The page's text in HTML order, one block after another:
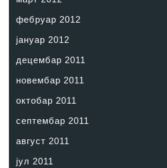
фебруар 2012
јануар 2012
децембар 2011
новембар 2011
октобар 2011
септембар 2011
август 2011
јул 2011